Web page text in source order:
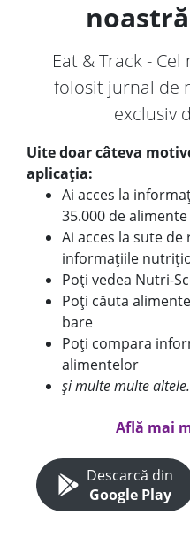
Eat & Track -
folosit jurnal de
exclusiv
Uite doar câteva
aplicația:
Ai acces la
35.000 de
Ai acces la sute
informațiile
Poți vedea Nutri-
Poți căuta
bare
Poți compara
alimentelor
și multe multe
Află mai
Descarcă din
Google Play